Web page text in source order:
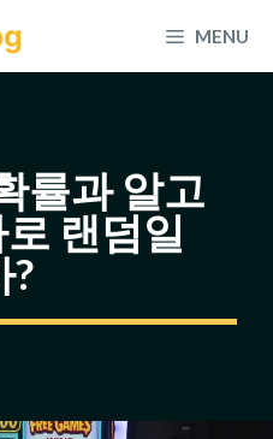
MENU
률과 알고
랜덤일
?